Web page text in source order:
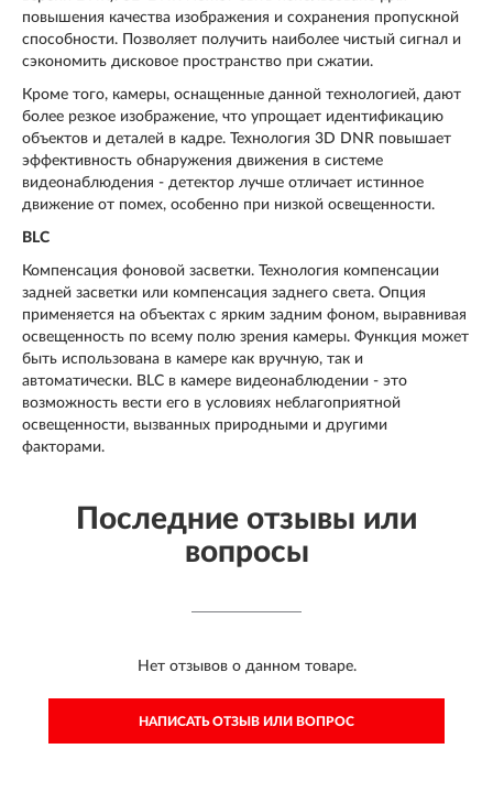
повышения качества изображения и сохранения пропускной
способности. Позволяет получить наиболее чистый сигнал и
сэкономить дисковое пространство при сжатии.
Кроме того, камеры, оснащенные данной технологией, дают
более резкое изображение, что упрощает идентификацию
объектов и деталей в кадре. Технология 3D DNR повышает
эффективность обнаружения движения в системе
видеонаблюдения - детектор лучше отличает истинное
движение от помех, особенно при низкой освещенности.
BLC
Компенсация фоновой засветки. Технология компенсации
задней засветки или компенсация заднего света. Опция
применяется на объектах с ярким задним фоном, выравнивая
освещенность по всему полю зрения камеры. Функция может
быть использована в камере как вручную, так и
автоматически. BLC в камере видеонаблюдении - это
возможность вести его в условиях неблагоприятной
освещенности, вызванных природными и другими
факторами.
Последние отзывы или
вопросы
Нет отзывов о данном товаре.
НАПИСАТЬ ОТЗЫВ ИЛИ ВОПРОС